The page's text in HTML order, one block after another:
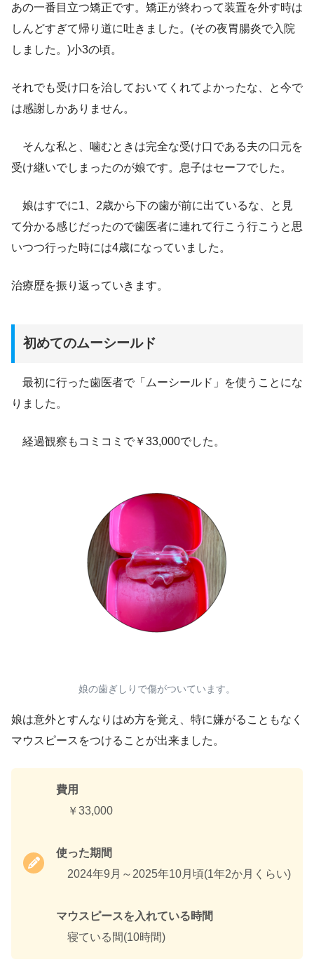
あの一番目立つ矯正です。矯正が終わって装置を外す時は
しんどすぎて帰り道に吐きました。(その夜胃腸炎で入院
しました。)小3の頃。
それでも受け口を治しておいてくれてよかったな、と今で
は感謝しかありません。
そんな私と、噛むときは完全な受け口である夫の口元を
受け継いでしまったのが娘です。息子はセーフでした。
娘はすでに1、2歳から下の歯が前に出ているな、と見
て分かる感じだったので歯医者に連れて行こう行こうと思
いつつ行った時には4歳になっていました。
治療歴を振り返っていきます。
初めてのムーシールド
最初に行った歯医者で「ムーシールド」を使うことにな
りました。
経過観察もコミコミで￥33,000でした。
娘の歯ぎしりで傷がついています。
娘は意外とすんなりはめ方を覚え、特に嫌がることもなく
マウスピースをつけることが出来ました。
費用
￥33,000
使った期間
2024年9月～2025年10月頃(1年2か月くらい)
マウスピースを入れている時間
寝ている間(10時間)